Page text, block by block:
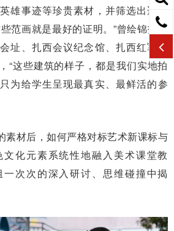
雄事迹等珍贵素材，并筛选出适合
范画就是最好的证明。”曾绘锦指着
址、扎西会议纪念馆、扎西红军烈
“这些建筑的样子，都是我们实地拍
为给学生呈现最真实、最鲜活的参
素材后，如何严格对标艺术新课标与
化元素系统性地融入美术课堂教
次次的深入研讨、思维碰撞中揭